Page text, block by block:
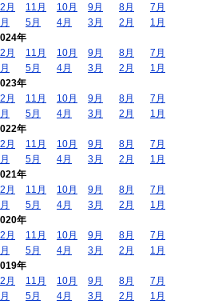
月
11月 10月 9月 8月
7月
5月 4月 3月 2月
1月
年
月
11月 10月 9月 8月
7月
5月 4月 3月 2月
1月
年
月
11月 10月 9月 8月
7月
5月 4月 3月 2月
1月
年
月
11月 10月 9月 8月
7月
5月 4月 3月 2月
1月
年
月
11月 10月 9月 8月
7月
5月 4月 3月 2月
1月
年
月
11月 10月 9月 8月
7月
5月 4月 3月 2月
1月
年
月
11月 10月 9月 8月
7月
5月 4月 3月 2月
1月